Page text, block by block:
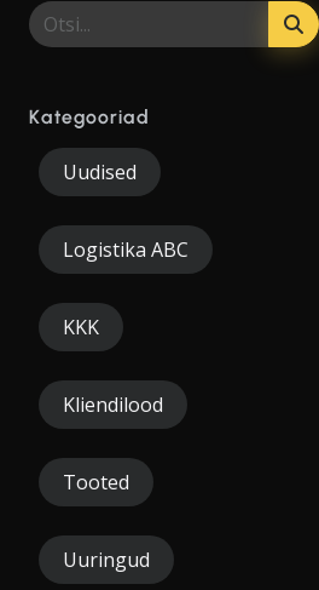
Kategooriad
Uudised
Logistika ABC
KKK
Kliendilood
Tooted
Uuringud